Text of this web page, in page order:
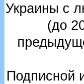
Украины с
(до
Подписной